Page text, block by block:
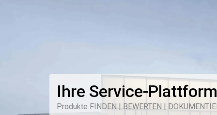
Ihre Service-
Produkte FINDEN | BEWERTEN |